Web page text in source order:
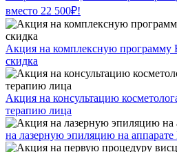
вместо 22 500₽!
Акция на комплексную программу
скидка
Акция на консультацию
терапию лица
на лазерную эпиляцию на